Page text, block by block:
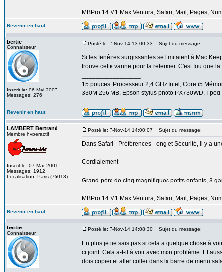
MBPro 14 M1 Max Ventura, Safari, Mail, Pages,
Revenir en haut
bertie
Connaisseur
Inscrit le: 06 Mai 2007
Messages: 276
Posté le: 7-Nov-14 13:00:33 Sujet du message:
Si les fenêtres surgissantes se limitaient à Mac
trouve cette vanne pour la refermer. C'est fou que
15 pouces: Processeur 2,4 GHz Intel, Core i5
330M 256 MB. Epson stylus photo PX730WD, I-
Revenir en haut
LAMBERT Bertrand
Membre hyperactif
Inscrit le: 07 Mar 2001
Messages: 1912
Localisation: Paris (75013)
Posté le: 7-Nov-14 14:00:07 Sujet du message:
Dans Safari - Préférences - onglet Sécurité, il y a
Cordialement
Grand-père de cinq magnifiques petits enfants, 3
MBPro 14 M1 Max Ventura, Safari, Mail, Pages,
Revenir en haut
bertie
Connaisseur
Posté le: 7-Nov-14 14:08:30 Sujet du message:
En plus je ne sais pas si cela a quelque chose à
ci joint. Cela a-t-il à voir avec mon problème. Et
dois copier et aller coller dans la barre de menu